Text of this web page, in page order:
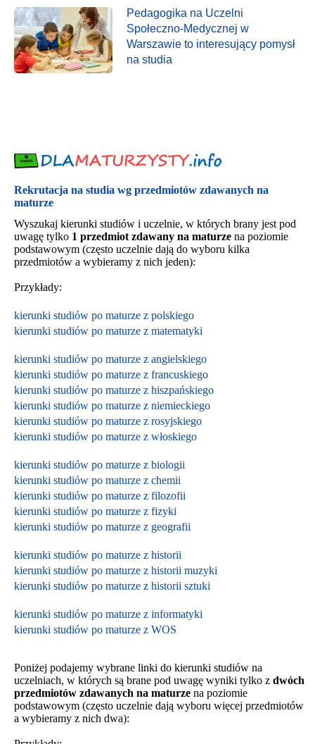
Pedagogika na Uczelni
Społeczno-Medycznej w
Warszawie to interesujący pomysł
na studia
Rekrutacja na studia wg przedmiotów zdawanych na
maturze
Wyszukaj kierunki studiów i uczelnie, w których brany jest pod
uwagę tylko 1 przedmiot zdawany na maturze na poziomie
podstawowym (często uczelnie dają do wyboru kilka
przedmiotów a wybieramy z nich jeden):
Przykłady:
kierunki studiów po maturze z polskiego
kierunki studiów po maturze z matematyki
kierunki studiów po maturze z angielskiego
kierunki studiów po maturze z francuskiego
kierunki studiów po maturze z hiszpańskiego
kierunki studiów po maturze z niemieckiego
kierunki studiów po maturze z rosyjskiego
kierunki studiów po maturze z włoskiego
kierunki studiów po maturze z biologii
kierunki studiów po maturze z chemii
kierunki studiów po maturze z filozofii
kierunki studiów po maturze z fizyki
kierunki studiów po maturze z geografii
kierunki studiów po maturze z historii
kierunki studiów po maturze z historii muzyki
kierunki studiów po maturze z historii sztuki
kierunki studiów po maturze z informatyki
kierunki studiów po maturze z WOS
Poniżej podajemy wybrane linki do kierunki studiów na
uczelniach, w których są brane pod uwagę wyniki tylko z dwóch
przedmiotów zdawanych na maturze na poziomie
podstawowym (często uczelnie dają wyboru więcej przedmiotów
a wybieramy z nich dwa):